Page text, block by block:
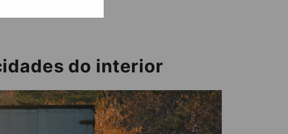
do interior